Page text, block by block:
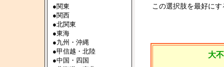
●関東
●関西
●北関東
●東海
●九州・沖縄
●甲信越・北陸
●中国・四国
この選択肢を最好に
大